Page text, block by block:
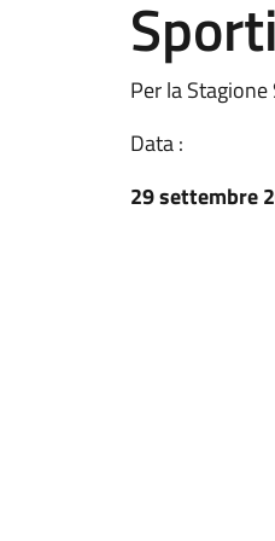
Per la
Data :
29 settembre